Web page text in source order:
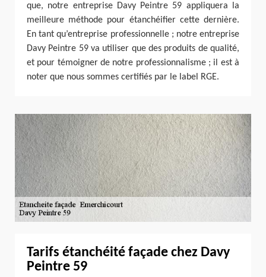
que, notre entreprise Davy Peintre 59 appliquera la
meilleure méthode pour étanchéifier cette dernière.
En tant qu’entreprise professionnelle ; notre entreprise
Davy Peintre 59 va utiliser que des produits de qualité,
et pour témoigner de notre professionnalisme ; il est à
noter que nous sommes certifiés par le label RGE.
Tarifs étanchéité façade chez Davy
Peintre 59